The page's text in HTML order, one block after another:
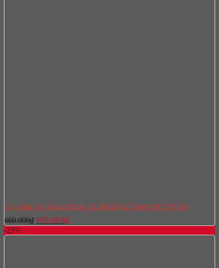
Tay nắm cửa nhôm 92mm HL949ID-92 Hafele 905.99.309
660.000₫ Giá
gốc
là:
495.000₫Giá
hiện
tại
-25%